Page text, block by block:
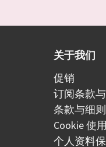
关于我们
促销
订阅条款
条款与细则
Cookie 使
个人资料